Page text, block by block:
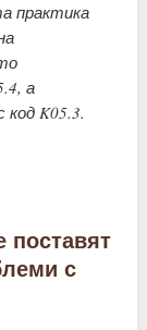
практика
а
K05.3.
поставят
с